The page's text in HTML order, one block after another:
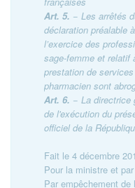
Art. 5. − Les arrêtés
déclaration préalable
l’exercice des
sage-femme et relatif
prestation de
pharmacien sont
Art. 6. − La directrice
de l'exécution du
officiel de la
Fait le 4 décembre
Pour la ministre et
Par empêchement